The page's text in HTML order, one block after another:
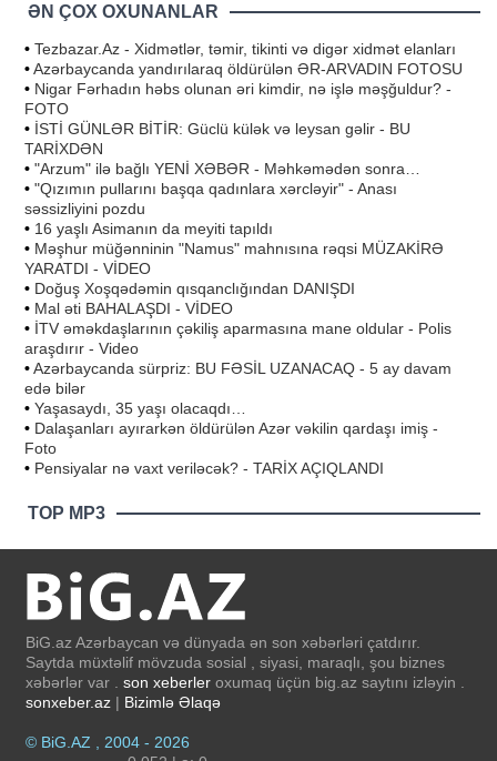
ƏN ÇOX OXUNANLAR
• Tezbazar.Az - Xidmətlər, təmir, tikinti və digər xidmət elanları
•Azərbaycanda yandırılaraq öldürülən ƏR-ARVADIN FOTOSU
• Nigar Fərhadın həbs olunan əri kimdir, nə işlə məşğuldur? -
FOTO
• İSTİ GÜNLƏR BİTİR: Güclü külək və leysan gəlir - BU
TARİXDƏN
• "Arzum" ilə bağlı YENİ XƏBƏR - Məhkəmədən sonra…
• "Qızımın pullarını başqa qadınlara xərcləyir" - Anası
səssizliyini pozdu
• 16 yaşlı Asimanın da meyiti tapıldı
• Məşhur müğənninin "Namus" mahnısına rəqsi MÜZAKİRƏ
YARATDI - VİDEO
• Doğuş Xoşqədəmin qısqanclığından DANIŞDI
• Mal əti BAHALAŞDI - VİDEO
• İTV əməkdaşlarının çəkiliş aparmasına mane oldular - Polis
araşdırır - Video
•Azərbaycanda sürpriz: BU FƏSİL UZANACAQ - 5 ay davam
edə bilər
• Yaşasaydı, 35 yaşı olacaqdı…
• Dalaşanları ayırarkən öldürülən Azər vəkilin qardaşı imiş -
Foto
• Pensiyalar nə vaxt veriləcək? - TARİX AÇIQLANDI
TOP MP3
BiG.az Azərbaycan və dünyada ən son xəbərləri çatdırır.
Saytda müxtəlif mövzuda sosial , siyasi, maraqlı, şou biznes
xəbərlər var . son xeberler oxumaq üçün big.az saytını izləyin .
sonxeber.az | Bizimlə Əlaqə
© BiG.AZ , 2004 - 2026